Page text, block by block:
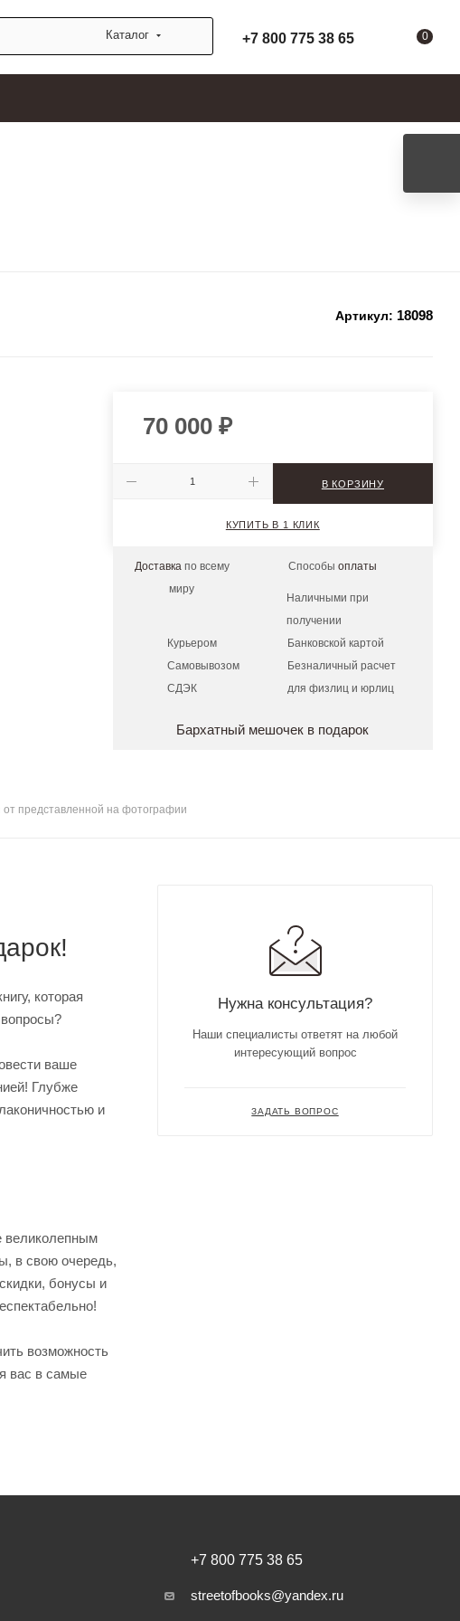
Каталог +7 800 775 38 65 0
Артикул: 18098
70 000₽
В КОРЗИНУ
КУПИТЬ В 1 КЛИК
Доставкапо всему
миру
Курьером
Самовывозом
СДЭК
Способыоплаты
Наличными при
получении
Банковской картой
Безналичный расчет
для физлиц и юрлиц
Бархатный мешочек в подарок
представленной на фотографии
которая
ваше
Глубже
и
великолепным
в свою очередь,
бонусы и
возможность
вас в самые
Нужна консультация?
Наши специалисты ответят на любой
интересующий вопрос
ЗАДАТЬ ВОПРОС
+7 800 775 38 65
streetofbooks@yandex.ru